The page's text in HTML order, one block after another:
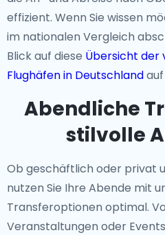
effizient. Wenn Sie wissen
im nationalen Vergleich
Blick auf diese Übersicht der
Flughäfen in Deutschland
Abendliche
stilvolle
Ob geschäftlich oder privat
nutzen Sie Ihre Abende mit
Transferoptionen optimal.
Veranstaltungen oder